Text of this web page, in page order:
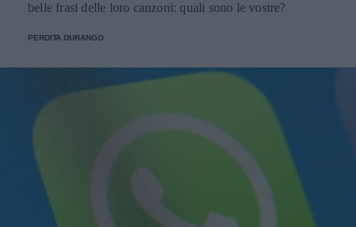
belle frasi delle loro canzoni: quali sono le vostre?
PERDITA DURANGO